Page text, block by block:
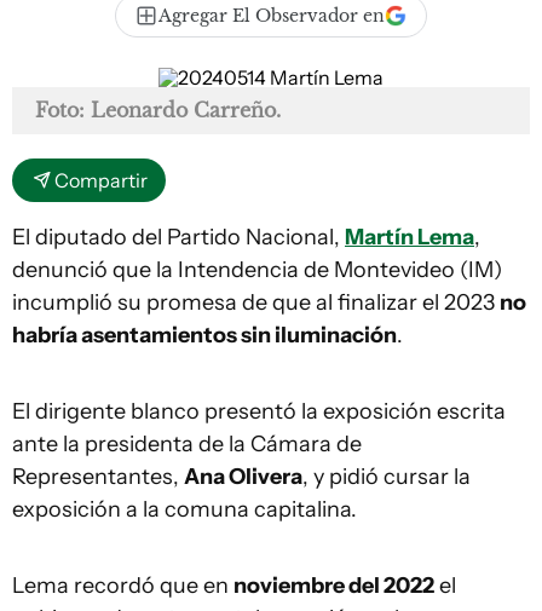
Agregar El Observador en
Foto: Leonardo Carreño.
Compartir
El diputado del Partido Nacional, Martín Lema,
denunció que la Intendencia de Montevideo (IM)
incumplió su promesa de que al finalizar el 2023 no
habría asentamientos sin iluminación.
El dirigente blanco presentó la exposición escrita
ante la presidenta de la Cámara de
Representantes, Ana Olivera, y pidió cursar la
exposición a la comuna capitalina.
Lema recordó que en noviembre del 2022el